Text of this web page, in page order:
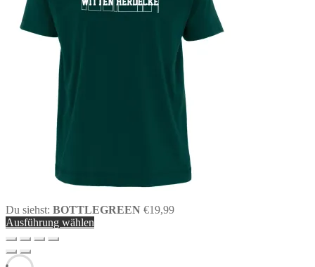
Du siehst: BOTTLEGREEN €19,99
Ausführung wählen